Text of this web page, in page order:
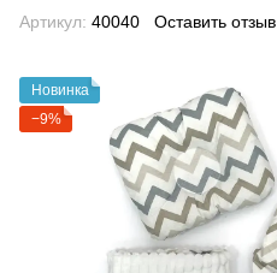
Артикул: 40040 Оставить отзыв
Новинка
−9%